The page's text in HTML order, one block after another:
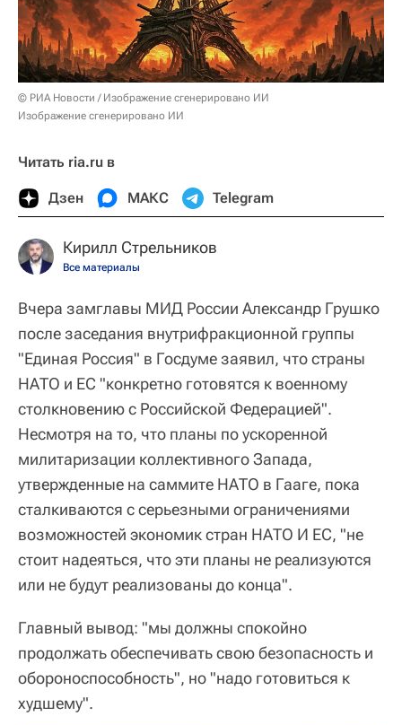
© РИА Новости / Изображение сгенерировано ИИ
Изображение сгенерировано ИИ
Читать ria.ru в
Дзен МАКС Telegram
Кирилл Стрельников
Все материалы
Вчера замглавы МИД России Александр Грушко
после заседания внутрифракционной группы
"Единая Россия" в Госдуме заявил, что страны
НАТО и ЕС "конкретно готовятся к военному
столкновению с Российской Федерацией".
Несмотря на то, что планы по ускоренной
милитаризации коллективного Запада,
утвержденные на саммите НАТО в Гааге, пока
сталкиваются с серьезными ограничениями
возможностей экономик стран НАТО И ЕС, "не
стоит надеяться, что эти планы не реализуются
или не будут реализованы до конца".
Главный вывод: "мы должны спокойно
продолжать обеспечивать свою безопасность и
обороноспособность", но "надо готовиться к
худшему".